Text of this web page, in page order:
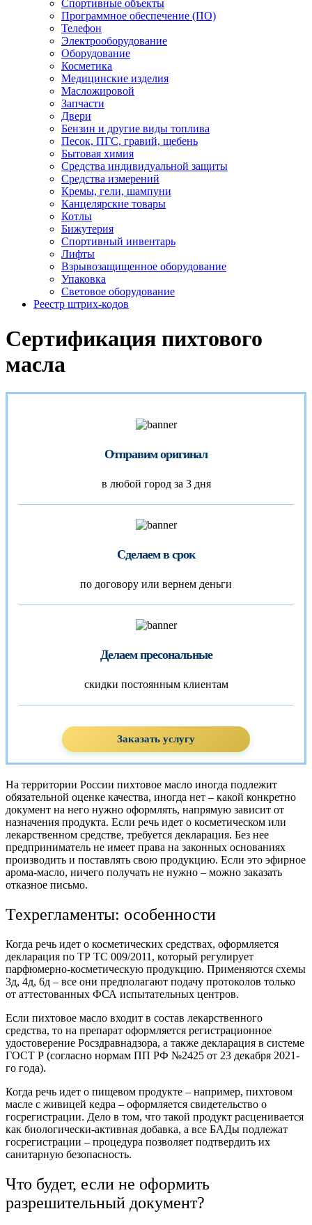
Спортивные объекты
Программное обеспечение (ПО)
Телефон
Электрооборудование
Оборудование
Косметика
Медицинские изделия
Масложировой
Запчасти
Двери
Бензин и другие виды топлива
Песок, ПГС, гравий, щебень
Бытовая химия
Средства индивидуальной защиты
Средства измерений
Кремы, гели, шампуни
Канцелярские товары
Котлы
Бижутерия
Спортивный инвентарь
Лифты
Взрывозащищенное оборудование
Упаковка
Световое оборудование
Реестр штрих-кодов
Сертификация пихтового
масла
Отправим оригинал
в любой город за 3 дня
Сделаем в срок
по договору или вернем деньги
Делаем пресональные
скидки постоянным клиентам
Заказать услугу
На территории России пихтовое масло иногда подлежит
обязательной оценке качества, иногда нет – какой конкретно
документ на него нужно оформлять, напрямую зависит от
назначения продукта. Если речь идет о косметическом или
лекарственном средстве, требуется декларация. Без нее
предприниматель не имеет права на законных основаниях
производить и поставлять свою продукцию. Если это эфирное
арома-масло, ничего получать не нужно – можно заказать
отказное письмо.
Техрегламенты: особенности
Когда речь идет о косметических средствах, оформляется
декларация по ТР ТС 009/2011, который регулирует
парфюмерно-косметическую продукцию. Применяются схемы
3д, 4д, 6д – все они предполагают подачу протоколов только
от аттестованных ФСА испытательных центров.
Если пихтовое масло входит в состав лекарственного
средства, то на препарат оформляется регистрационное
удостоверение Росздравнадзора, а также декларация в системе
ГОСТ Р (согласно нормам ПП РФ №2425 от 23 декабря 2021-
го года).
Когда речь идет о пищевом продукте – например, пихтовом
масле с живицей кедра – оформляется свидетельство о
госрегистрации. Дело в том, что такой продукт расценивается
как биологически-активная добавка, а все БАДы подлежат
госрегистрации – процедура позволяет подтвердить их
санитарную безопасность.
Что будет, если не оформить
разрешительный документ?